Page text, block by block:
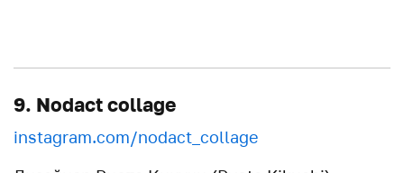
9. Nodact collage
instagram.com/nodact_collage